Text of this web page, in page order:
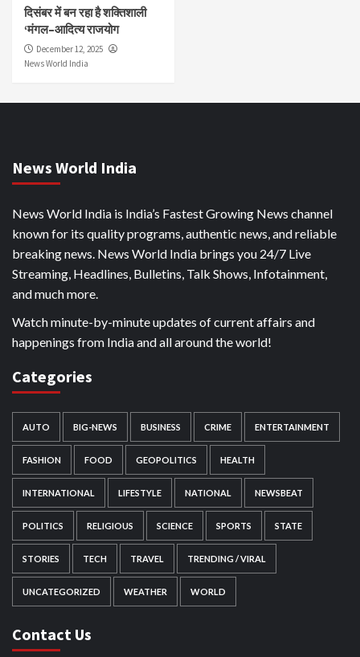
दिसंबर में बन रहा है शक्तिशाली
‘मंगल–आदित्य राजयोग
December 12, 2025
News World India
News World India
News World India is India’s Fastest Growing News channel
known for its quality programs, authentic news, and reliable
breaking news. News World India brings you 24/7 Live
Streaming, Headlines, Bulletins, Talk Shows, Infotainment,
and much more.
Watch minute-by-minute updates of current affairs and
happenings from India and all around the world!
Categories
AUTO BIG-NEWS BUSINESS CRIME ENTERTAINMENT
FASHION FOOD GEOPOLITICS HEALTH
INTERNATIONAL LIFESTYLE NATIONAL NEWSBEAT
POLITICS RELIGIOUS SCIENCE SPORTS STATE
STORIES TECH TRAVEL TRENDING / VIRAL
UNCATEGORIZED WEATHER WORLD
Contact Us